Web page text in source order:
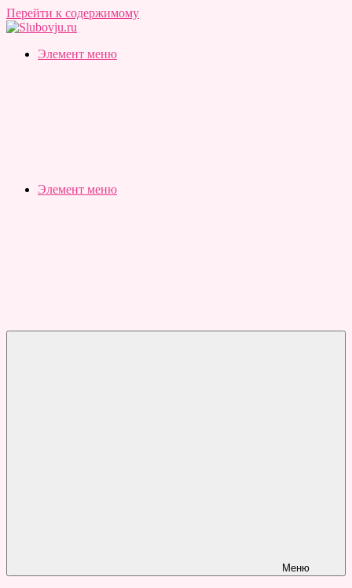
Перейти к содержимому
Slubovju.ru
Бесплатные
Элемент меню
Элемент меню
Меню